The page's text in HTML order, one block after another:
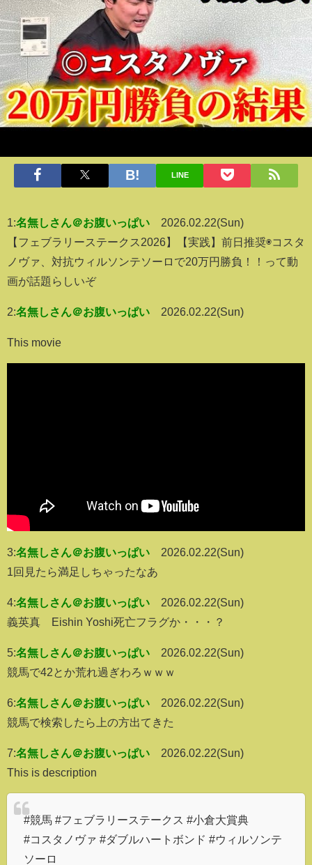
LINE
1:名無しさん＠お腹いっぱい
2026.02.22(Sun)
【フェブラリーステークス2026】【実践】前日推奨◉コスタ
ノヴァ、対抗ウィルソンテソーロで20万円勝負！！って動
画が話題らしいぞ
2:名無しさん＠お腹いっぱい 2026.02.22(Sun)
This movie
3:名無しさん＠お腹いっぱい
2026.02.22(Sun)
1回見たら満足しちゃったなあ
4:名無しさん＠お腹いっぱい
2026.02.22(Sun)
義英真 Eishin Yoshi死亡フラグか・・・？
5:名無しさん＠お腹いっぱい
2026.02.22(Sun)
競馬で42とか荒れ過ぎわろｗｗｗ
6:名無しさん＠お腹いっぱい
2026.02.22(Sun)
競馬で検索したら上の方出てきた
7:名無しさん＠お腹いっぱい
2026.02.22(Sun)
This is description
#競馬 #フェブラリーステークス #小倉大賞典
#コスタノヴァ #ダブルハートボンド #ウィルソンテ
ソーロ